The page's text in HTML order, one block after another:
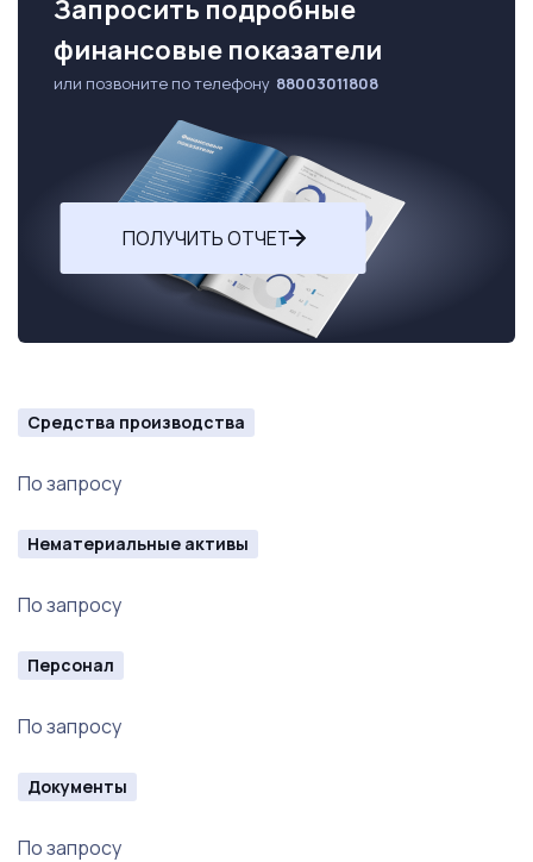
Запросить подробные
финансовые показатели
или позвоните по телефону 88003011808
ПОЛУЧИТЬ ОТЧЕТ
Средства производства
По запросу
Нематериальные активы
По запросу
Персонал
По запросу
Документы
По запросу